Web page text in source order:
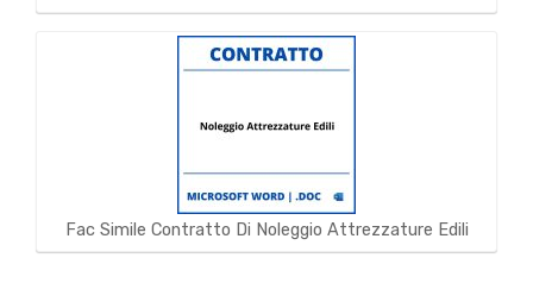
Fac Simile Contratto Di Noleggio Attrezzature Edili